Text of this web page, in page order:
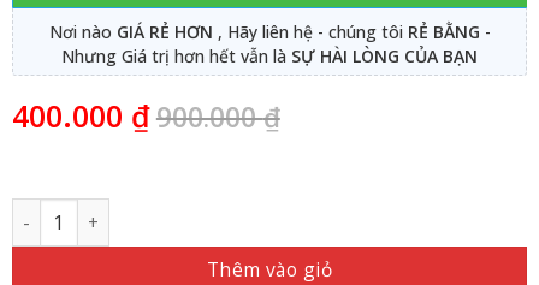
Nơi nào GIÁ RẺ HƠN , Hãy liên hệ - chúng tôi RẺ BẰNG -
Nhưng Giá trị hơn hết vẫn là SỰ HÀI LÒNG CỦA BẠN
400.000 ₫900.000₫
Số lượng
Thêm vào giỏ